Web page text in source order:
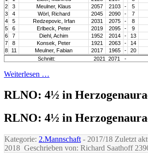
2
3 Meulner, Klaus 2057 2103 - 5
3
4 Wörl, Richard 2045 2090 - 7
4
5 Redzepovic, Irfan 2031 2075 - 8
5
6 Erlbeck, Peter 2019 2095 - 9
6
7 Diehl, Achim 1952 2014 - 13
7
8 Konsek, Peter 1921 2063 - 14
8
11 Meulner, Fabian 2017 1965 - 20
Schnitt:
2021 2071 -
Weiterlesen …
RLNO: 4½ in
RLNO: 4½ in
Kategorie: 2.Mannschaft - 2017/18 Zuletzt
2018 Geschrieben von: Richard Saathoff